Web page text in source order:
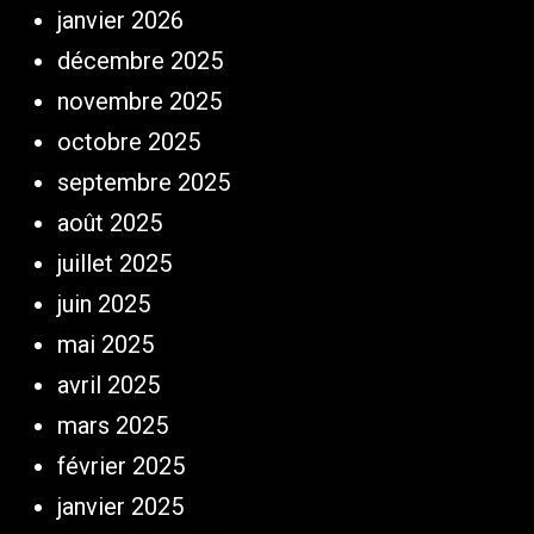
janvier 2026
décembre 2025
novembre 2025
octobre 2025
septembre 2025
août 2025
juillet 2025
juin 2025
mai 2025
avril 2025
mars 2025
février 2025
janvier 2025